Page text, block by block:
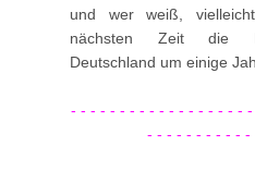
und wer weiß,
nächsten Zeit die
Deutschland um einige
- - - - - - - - - - - - - - - - - -
- - - - - - - - - - -